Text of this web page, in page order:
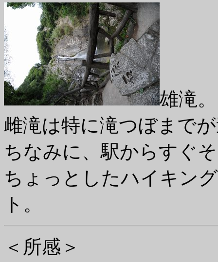
雄滝。
雌滝は特に滝つぼまで
ちなみに、駅からすぐ
ちょっとしたハイキン
ト。
＜所感＞